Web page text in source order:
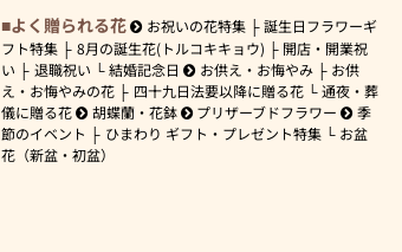
よく贈られる花 お祝いの花特集
誕生日フラワーギ
フト特集
8月の誕生花(トルコキキョウ)
開店・開業祝
い
退職祝い 結婚記念日 お供え・お悔やみ
お供
え・お悔やみの花
四十九日法要以降に贈る花
通夜・葬
儀に贈る花
胡蝶蘭・花鉢 プリザーブドフラワー
季
節のイベント
ひまわり ギフト・プレゼント特集
お盆
花（新盆・初盆）